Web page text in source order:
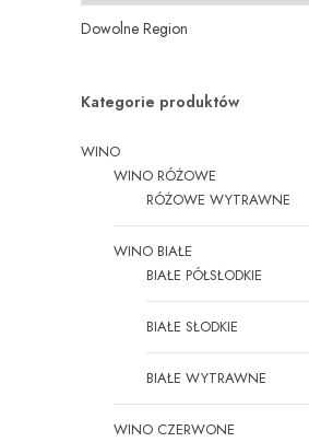
Dowolne Region
Kategorie produktów
WINO
WINO RÓŻOWE
RÓŻOWE WYTRAWNE
WINO BIAŁE
BIAŁE PÓŁSŁODKIE
BIAŁE SŁODKIE
BIAŁE WYTRAWNE
WINO CZERWONE